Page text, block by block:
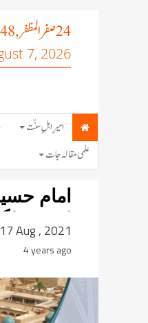
24صفر المظفر, 1448
7, 2026
امیرِ اہلِ سنّت
علمی مقالہ جات
Aug , 2021
4 years ago